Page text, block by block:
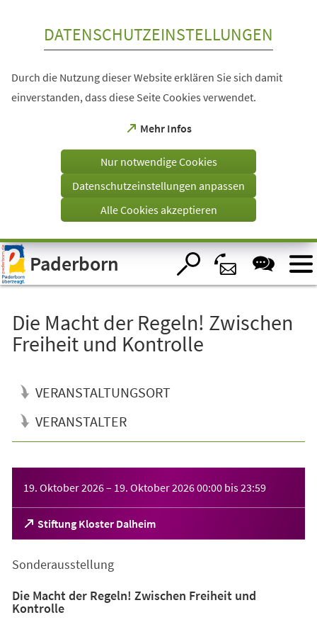
Visuelle
Assistenzsoftware
öffnen.
DATENSCHUTZEINSTELLUNGEN
Durch die Nutzung dieser Website erklären Sie sich damit
einverstanden, dass diese Seite Cookies verwendet.
Mehr Infos
(Öffnet
einem
Tab)
Nur notwendige Cookies
Datenschutzeinstellungen anpassen
Alle Cookies akzeptieren
Paderborn
Die Macht der Regeln! Zwischen
Freiheit und Kontrolle
VERANSTALTUNGSORT
VERANSTALTER
19. Oktober 2026– 19. Oktober 202600:00 bis23:59
Stiftung Kloster Dalheim
(Öffnet
in
neuen
Sonderausstellung
Die Macht der Regeln! Zwischen Freiheit und
Kontrolle